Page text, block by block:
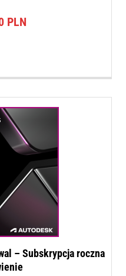
PLN
– Subskrypcja roczna